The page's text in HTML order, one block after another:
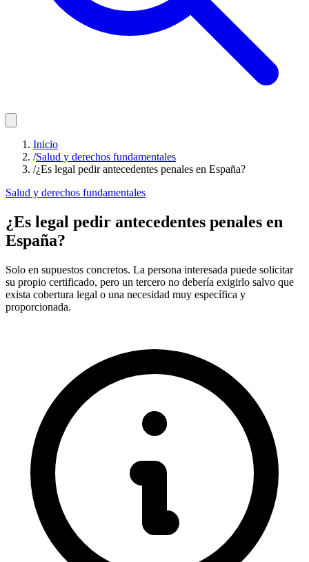
Inicio
/Salud y derechos fundamentales
/¿Es legal pedir antecedentes penales en España?
Salud y derechos fundamentales
¿Es legal pedir antecedentes penales en
España?
Solo en supuestos concretos. La persona interesada puede solicitar
su propio certificado, pero un tercero no debería exigirlo salvo que
exista cobertura legal o una necesidad muy específica y
proporcionada.